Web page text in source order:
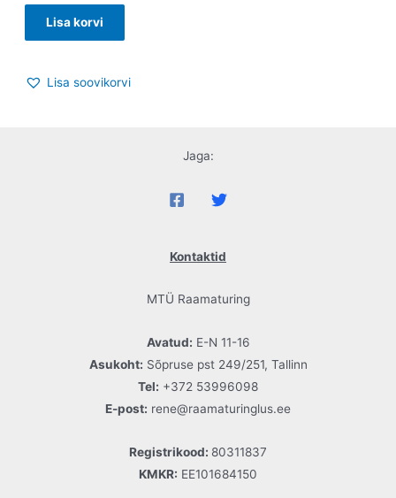
Lisa korvi
Lisa soovikorvi
Jaga:
Kontaktid
MTÜ Raamaturing
Avatud: E-N 11-16
Asukoht: Sõpruse pst 249/251, Tallinn
Tel: +372 53996098
E-post: rene@raamaturinglus.ee
Registrikood: 80311837
KMKR: EE101684150